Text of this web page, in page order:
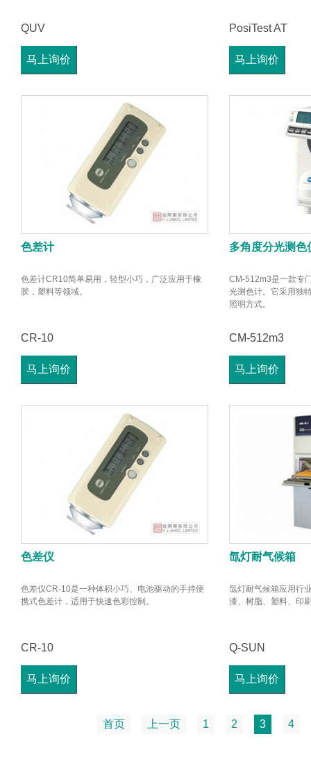
QUV
马上询价
PosiTest AT
马上询价
色差计
色差计CR10简单易用，轻型小巧，广泛应用于橡
胶，塑料等领域。
CR-10
马上询价
多角度分光测色
CM-512m3是一款专
光测色计。它采用独
照明方式。
CM-512m3
马上询价
色差仪
色差仪CR-10是一种体积小巧、电池驱动的手持便
携式色差计，适用于快速色彩控制。
CR-10
马上询价
氙灯耐气候箱
氙灯耐气候箱应用行
漆、树脂、塑料、印
Q-SUN
马上询价
首页 上一页 1 2 3 4